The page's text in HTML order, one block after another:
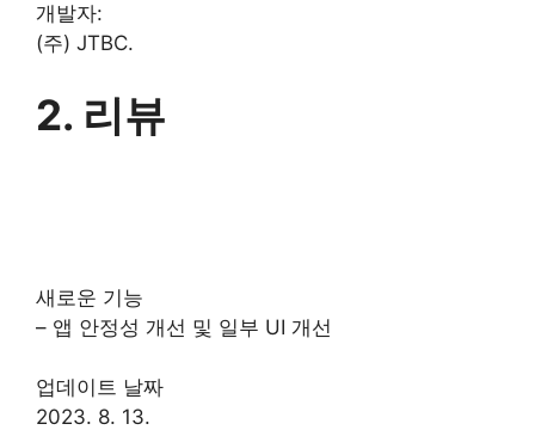
개발자:
(주) JTBC.
2. 리뷰
새로운 기능
– 앱 안정성 개선 및 일부 UI 개선
업데이트 날짜
2023. 8. 13.